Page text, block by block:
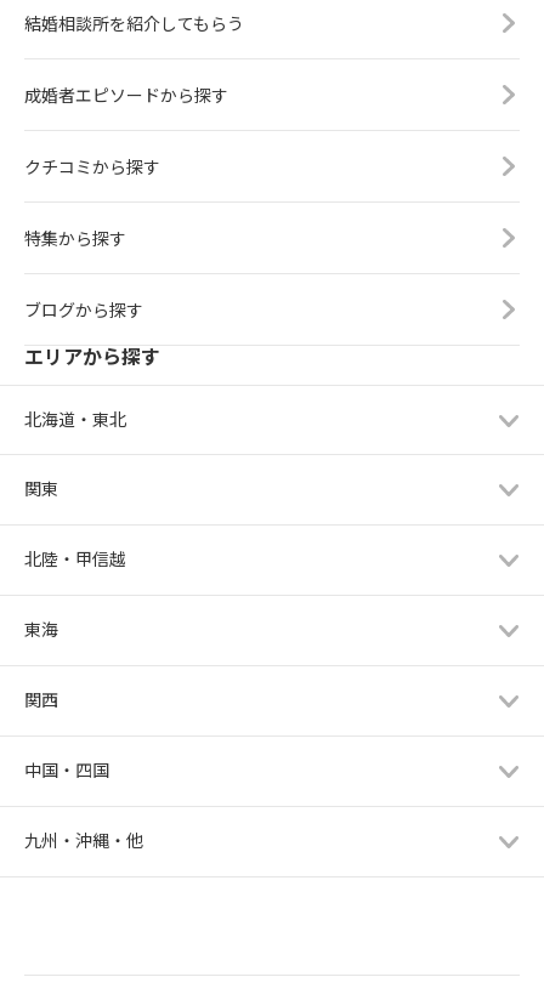
結婚相談所を紹介してもらう
成婚者エピソードから探す
クチコミから探す
特集から探す
ブログから探す
エリアから探す
北海道・東北
関東
北陸・甲信越
東海
関西
中国・四国
九州・沖縄・他